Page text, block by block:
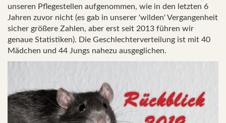
unseren Pflegestellen aufgenommen, wie in den letzten 6
Jahren zuvor nicht (es gab in unserer 'wilden' Vergangenheit
sicher größere Zahlen, aber erst seit 2013 führen wir
genaue Statistiken). Die Geschlechterverteilung ist mit 40
Mädchen und 44 Jungs nahezu ausgeglichen.